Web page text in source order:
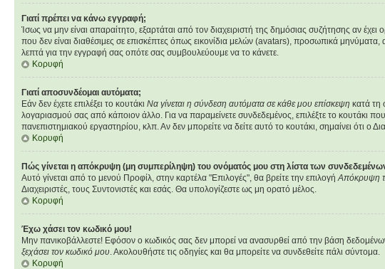
Γιατί πρέπει να κάνω εγγραφή;
Ίσως να μην είναι απαραίτητο, εξαρτάται από τον διαχειριστή της δημόσιας συζήτησης αν
που δεν είναι διαθέσιμες σε επισκέπτες όπως εικονίδια μελών (avatars), προσωπικά
λεπτά για την εγγραφή σας οπότε σας συμβουλεύουμε να το κάνετε.
Κορυφή
Γιατί αποσυνδέομαι αυτόματα;
Εάν δεν έχετε επιλέξει το κουτάκι Να γίνεται η σύνδεση αυτόματα σε κάθε μου επίσκεψη κατά τη
λογαριασμού σας από κάποιον άλλο. Για να παραμείνετε συνδεδεμένος, επιλέξτε το κουτάκι
πανεπιστημιακού εργαστηρίου, κλπ. Αν δεν μπορείτε να δείτε αυτό το κουτάκι, σημαίνει ότι ο
Κορυφή
Πώς γίνεται η απόκρυψη (μη συμπερίληψη) του ονόματός μου στη λίστα των
Αυτό γίνεται από το μενού Προφίλ, στην καρτέλα "Επιλογές", θα βρείτε την επιλογή Απόκρυψη
Διαχειριστές, τους Συντονιστές και εσάς. Θα υπολογίζεστε ως μη ορατό μέλος.
Κορυφή
Έχω χάσει τον κωδικό μου!
Μην πανικοβάλλεστε! Εφόσον ο κωδικός σας δεν μπορεί να ανασυρθεί από την βάση δεδομένων
ξεχάσει τον κωδικό μου . Ακολουθήστε τις οδηγίες και θα μπορείτε να συνδεθείτε πάλι σύντομα.
Κορυφή